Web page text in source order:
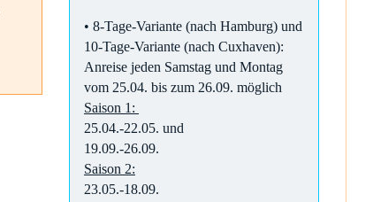
• 8-Tage-Variante (nach Hamburg) und
10-Tage-Variante (nach Cuxhaven):
Anreise jeden Samstag und Montag
vom 25.04. bis zum 26.09. möglich
Saison 1:
25.04.-22.05. und
19.09.-26.09.
Saison 2:
23.05.-18.09.